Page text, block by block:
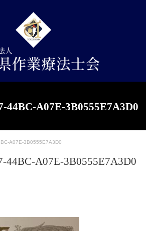
44BC-A07E-3B0555E7A3D0
A07E-3B0555E7A3D0
44BC-A07E-3B0555E7A3D0